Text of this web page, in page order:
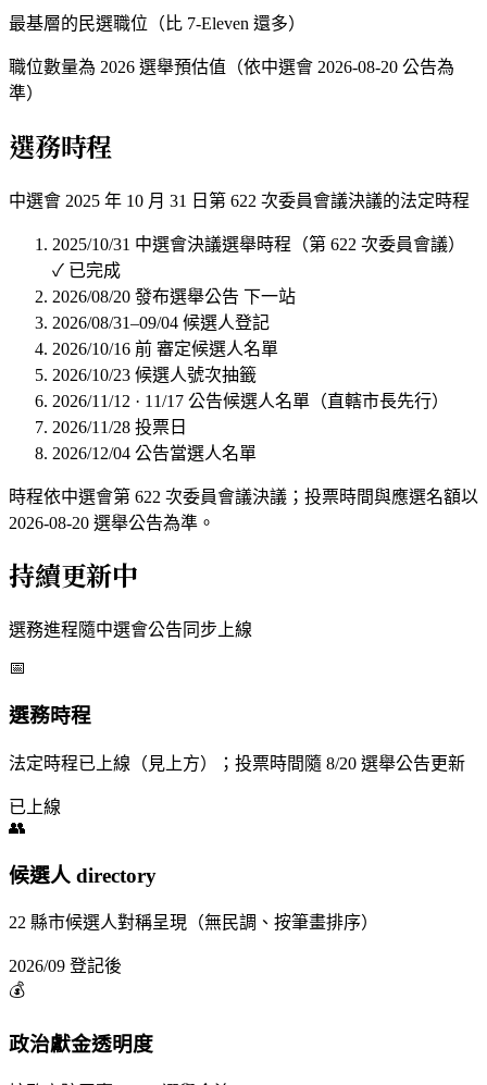
最基層的民選職位（比 7-Eleven 還多）
職位數量為 2026 選舉預估值（依中選會 2026-08-20 公告為
準）
選務時程
中選會 2025 年 10 月 31 日第 622 次委員會議決議的法定時程
2025/10/31 中選會決議選舉時程（第 622 次委員會議）
✓ 已完成
2026/08/20 發布選舉公告 下一站
2026/08/31–09/04 候選人登記
2026/10/16 前 審定候選人名單
2026/10/23 候選人號次抽籤
2026/11/12 · 11/17 公告候選人名單（直轄市長先行）
2026/11/28 投票日
2026/12/04 公告當選人名單
時程依中選會第 622 次委員會議決議；投票時間與應選名額以
2026-08-20 選舉公告為準。
持續更新中
選務進程隨中選會公告同步上線
📅
選務時程
法定時程已上線（見上方）；投票時間隨 8/20 選舉公告更新
已上線
👥
候選人 directory
22 縣市候選人對稱呈現（無民調、按筆畫排序）
2026/09 登記後
💰
政治獻金透明度